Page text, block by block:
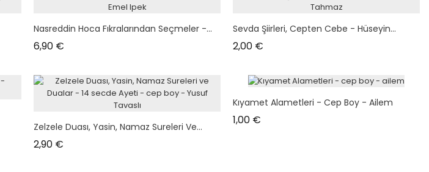
Nasreddin Hoca Fıkralarından Seçmeler -...
6,90 €
Sevda Şiirleri, Cepten Cebe - Hüseyin...
2,00 €
Zelzele Duası, Yasin, Namaz Sureleri Ve...
2,90 €
Kıyamet Alametleri - Cep Boy - Ailem
1,00 €